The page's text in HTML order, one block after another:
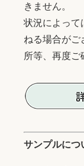
きません。
状況によって
ねる場合がご
所等、再度ご
サンプルにつ